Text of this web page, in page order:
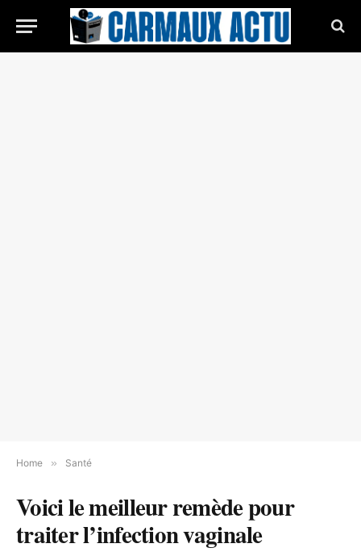
Home » Santé
Voici le meilleur remède pour
traiter l’infection vaginale